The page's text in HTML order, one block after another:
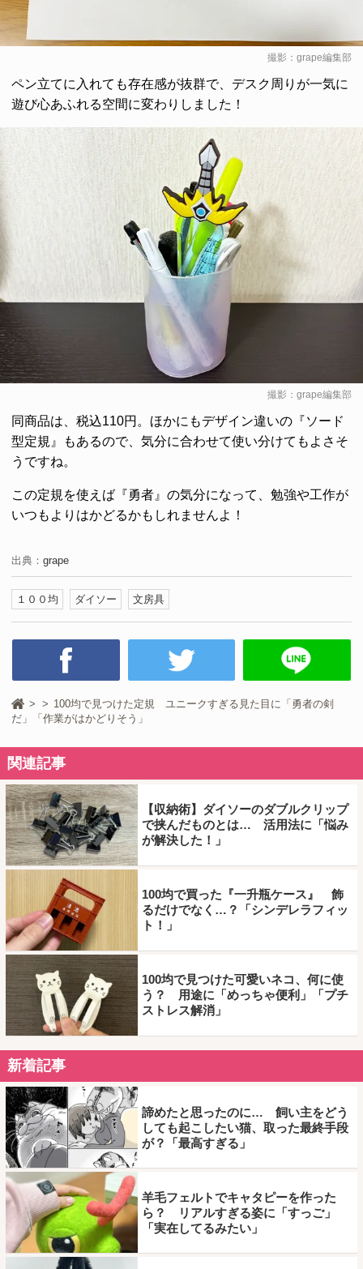
撮影：grape編集部
ペン立てに入れても存在感が抜群で、デスク周りが一気に
遊び心あふれる空間に変わりしました！
撮影：grape編集部
同商品は、税込110円。ほかにもデザイン違いの『ソード
型定規』もあるので、気分に合わせて使い分けてもよさそ
うですね。
この定規を使えば『勇者』の気分になって、勉強や工作が
いつもよりはかどるかもしれませんよ！
出典： grape
１００均 ダイソー 文房具
100均で見つけた定規 ユニークすぎる見た目に「勇者の剣
だ」「作業がはかどりそう」
関連記事
【収納術】ダイソーのダブルクリップ
で挟んだものとは… 活用法に「悩み
が解決した！」
100均で買った『一升瓶ケース』 飾
るだけでなく…？「シンデレラフィッ
ト！」
100均で見つけた可愛いネコ、何に使
う？ 用途に「めっちゃ便利」「プチ
ストレス解消」
新着記事
諦めたと思ったのに… 飼い主をどう
しても起こしたい猫、取った最終手段
が？「最高すぎる」
羊毛フェルトでキャタピーを作った
ら？ リアルすぎる姿に「すっご」
「実在してるみたい」